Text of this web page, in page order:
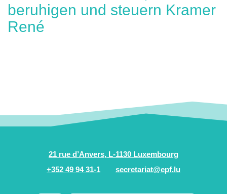
beruhigen und steuern Kramer
René
21 rue d’Anvers, L-1130 Luxembourg
+352 49 94 31-1
secretariat@epf.lu